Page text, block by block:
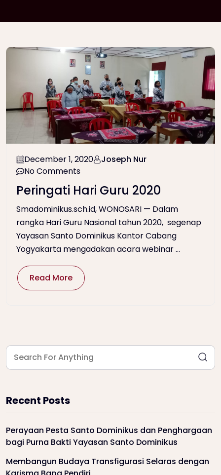
December 1, 2020
Joseph Nur
No Comments
Peringati Hari Guru 2020
Smadominikus.sch.id, WONOSARI — Dalam
rangka Hari Guru Nasional tahun 2020, segenap
Yayasan Santo Dominikus Kantor Cabang
Yogyakarta mengadakan acara webinar ...
Read More
Recent Posts
Perayaan Pesta Santo Dominikus dan Penghargaan
bagi Purna Bakti Yayasan Santo Dominikus
Membangun Budaya Transfigurasi Selaras dengan